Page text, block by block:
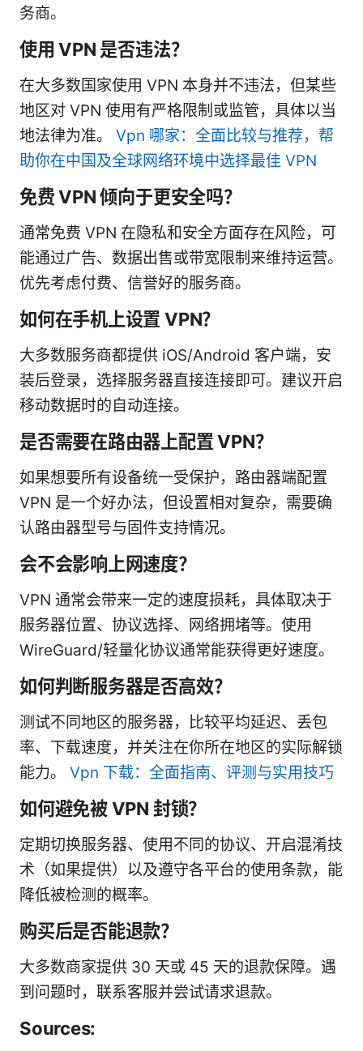
务商。
使用 VPN 是否违法？
在大多数国家使用 VPN 本身并不违法，但某些
地区对 VPN 使用有严格限制或监管，具体以当
地法律为准。 Vpn 哪家：全面比较与推荐，帮
助你在中国及全球网络环境中选择最佳 VPN
免费 VPN 倾向于更安全吗？
通常免费 VPN 在隐私和安全方面存在风险，可
能通过广告、数据出售或带宽限制来维持运营。
优先考虑付费、信誉好的服务商。
如何在手机上设置 VPN？
大多数服务商都提供 iOS/Android 客户端，安
装后登录，选择服务器直接连接即可。建议开启
移动数据时的自动连接。
是否需要在路由器上配置 VPN？
如果想要所有设备统一受保护，路由器端配置
VPN 是一个好办法，但设置相对复杂，需要确
认路由器型号与固件支持情况。
会不会影响上网速度？
VPN 通常会带来一定的速度损耗，具体取决于
服务器位置、协议选择、网络拥堵等。使用
WireGuard/轻量化协议通常能获得更好速度。
如何判断服务器是否高效？
测试不同地区的服务器，比较平均延迟、丢包
率、下载速度，并关注在你所在地区的实际解锁
能力。 Vpn 下载：全面指南、评测与实用技巧
如何避免被 VPN 封锁？
定期切换服务器、使用不同的协议、开启混淆技
术（如果提供）以及遵守各平台的使用条款，能
降低被检测的概率。
购买后是否能退款？
大多数商家提供 30 天或 45 天的退款保障。遇
到问题时，联系客服并尝试请求退款。
Sources: